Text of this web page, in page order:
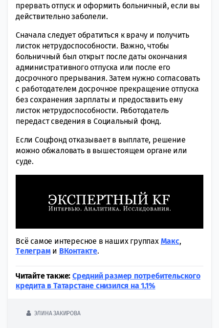
прервать отпуск и оформить больничный, если вы
действительно заболели.
Сначала следует обратиться к врачу и получить
листок нетрудоспособности. Важно, чтобы
больничный был открыт после даты окончания
административного отпуска или после его
досрочного прерывания. Затем нужно согласовать
с работодателем досрочное прекращение отпуска
без сохранения зарплаты и предоставить ему
листок нетрудоспособности. Работодатель
передаст сведения в Социальный фонд.
Если Соцфонд отказывает в выплате, решение
можно обжаловать в вышестоящем органе или
суде.
Всё самое интересное в наших группах Макс,
Tелеграми ВКонтакте.
Читайте также: Средний размер потребительского
кредита в Татарстане снизился на 1,1%
ЭЛИНА ЗАКИРОВА